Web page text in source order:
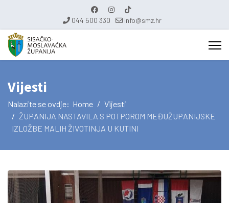
044 500 330 info@smz.hr
Vijesti
Nalazite se ovdje: Home
Vijesti
ŽUPANIJA NASTAVILA S POTPOROM MEĐUŽUPANIJSKE
IZLOŽBE MALIH ŽIVOTINJA U KUTINI